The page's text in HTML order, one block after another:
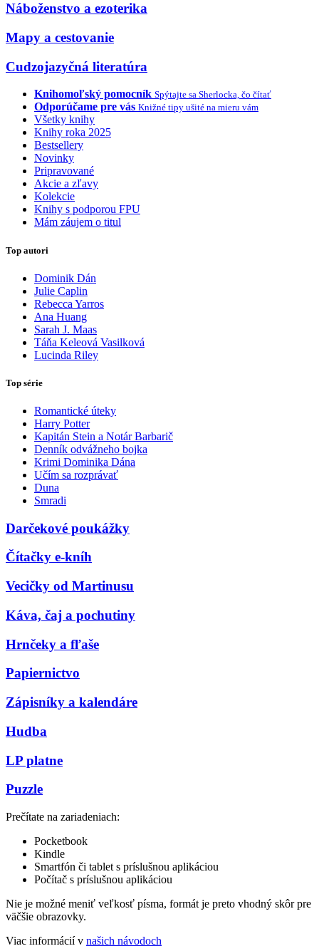
Náboženstvo a ezoterika
Mapy a cestovanie
Cudzojazyčná literatúra
Knihomoľský pomocník Spýtajte sa Sherlocka, čo čítať
Odporúčame pre vás Knižné tipy ušité na mieru vám
Všetky knihy
Knihy roka 2025
Bestsellery
Novinky
Pripravované
Akcie a zľavy
Kolekcie
Knihy s podporou FPU
Mám záujem o titul
Top autori
Dominik Dán
Julie Caplin
Rebecca Yarros
Ana Huang
Sarah J. Maas
Táňa Keleová Vasilková
Lucinda Riley
Top série
Romantické úteky
Harry Potter
Kapitán Stein a Notár Barbarič
Denník odvážneho bojka
Krimi Dominika Dána
Učím sa rozprávať
Duna
Smradi
Darčekové poukážky
Čítačky e-kníh
Vecičky od Martinusu
Káva, čaj a pochutiny
Hrnčeky a fľaše
Papiernictvo
Zápisníky a kalendáre
Hudba
LP platne
Puzzle
Prečítate na zariadeniach:
Pocketbook
Kindle
Smartfón či tablet s príslušnou aplikáciou
Počítač s príslušnou aplikáciou
Nie je možné meniť veľkosť písma, formát je preto vhodný skôr pre
väčšie obrazovky.
Viac informácií v našich návodoch